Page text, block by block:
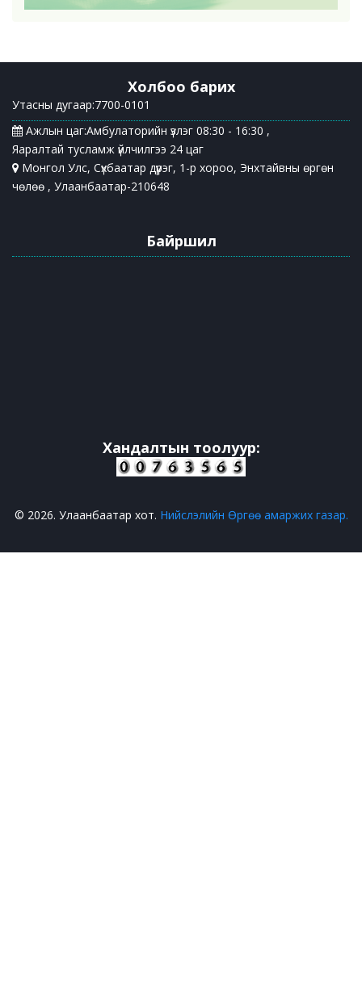
Холбоо барих
Утасны дугаар:7700-0101
Ажлын цаг:Амбулаторийн үзлэг 08:30 - 16:30 ,
Яаралтай тусламж үйлчилгээ 24 цаг
Монгол Улс, Сүхбаатар дүүрэг, 1-р хороо, Энхтайвны өргөн
чөлөө , Улаанбаатар-210648
Байршил
Хандалтын тоолуур:
© 2026. Улаанбаатар хот. Нийслэлийн Өргөө амаржих газар.